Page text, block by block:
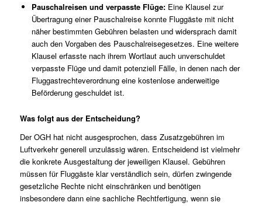
Pauschalreisen und verpasste Flüge: Eine Klausel zur
Übertragung einer Pauschalreise konnte Fluggäste mit nicht
näher bestimmten Gebühren belasten und widersprach damit
auch den Vorgaben des Pauschalreisegesetzes. Eine weitere
Klausel erfasste nach ihrem Wortlaut auch unverschuldet
verpasste Flüge und damit potenziell Fälle, in denen nach der
Fluggastrechteverordnung eine kostenlose anderweitige
Beförderung geschuldet ist.
Was folgt aus der Entscheidung?
Der OGH hat nicht ausgesprochen, dass Zusatzgebühren im
Luftverkehr generell unzulässig wären. Entscheidend ist vielmehr
die konkrete Ausgestaltung der jeweiligen Klausel. Gebühren
müssen für Fluggäste klar verständlich sein, dürfen zwingende
gesetzliche Rechte nicht einschränken und benötigen
insbesondere dann eine sachliche Rechtfertigung, wenn sie